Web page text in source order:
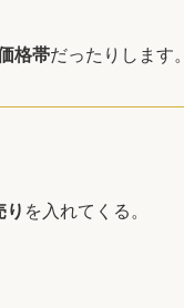
格帯だったりします。
り を入れてくる。